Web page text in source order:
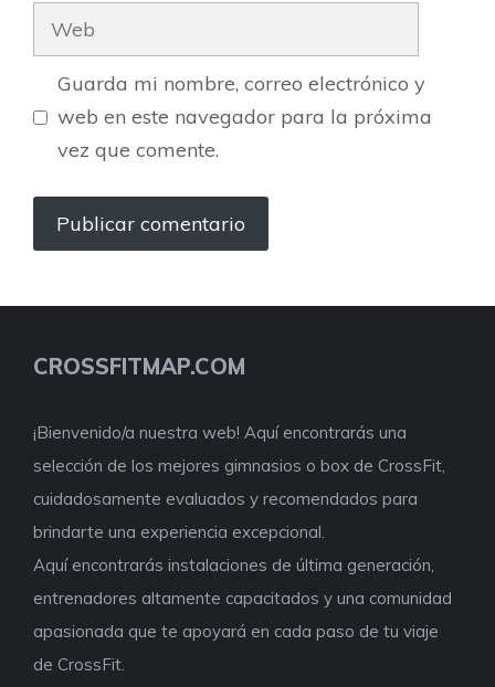
Web
Guarda mi nombre, correo electrónico y
web en este navegador para la próxima
vez que comente.
CROSSFITMAP.COM
¡Bienvenido/a nuestra web! Aquí encontrarás una
selección de los mejores gimnasios o box de CrossFit,
cuidadosamente evaluados y recomendados para
brindarte una experiencia excepcional.
Aquí encontrarás instalaciones de última generación,
entrenadores altamente capacitados y una comunidad
apasionada que te apoyará en cada paso de tu viaje
de CrossFit.